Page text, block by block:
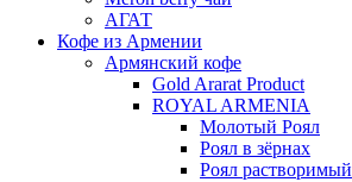
АГАТ
Кофе из Армении
Армянский кофе
Gold Ararat Product
ROYAL ARMENIA
Молотый Роял
Роял в зёрнах
Роял растворимый